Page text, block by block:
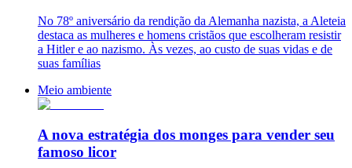
No 78º aniversário da rendição da Alemanha nazista, a Aleteia
destaca as mulheres e homens cristãos que escolheram resistir
a Hitler e ao nazismo. Às vezes, ao custo de suas vidas e de
suas famílias
Meio ambiente
A nova estratégia dos monges para vender seu
famoso licor